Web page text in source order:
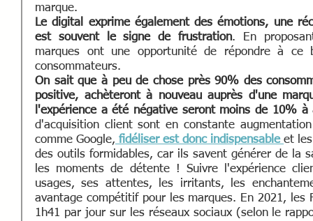
marque.
Le digital exprime également des émotions, une
est souvent le signe de frustration. En
marques ont une opportunité de répondre à ce
consommateurs.
On sait que à peu de chose près 90% des
positive, achèteront à nouveau auprès d'une
l'expérience a été négative seront moins de 10%
d'acquisition client sont en constante
comme Google, fidéliser est donc indispensable et
des outils formidables, car ils savent générer de la
les moments de détente ! Suivre l'expérience
usages, ses attentes, les irritants, les
avantage compétitif pour les marques. En 2021, les
1h41 par jour sur les réseaux sociaux (selon le